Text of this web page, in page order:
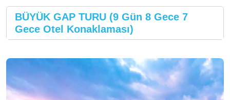
BÜYÜK GAP TURU (9 Gün 8 Gece 7
Gece Otel Konaklaması)